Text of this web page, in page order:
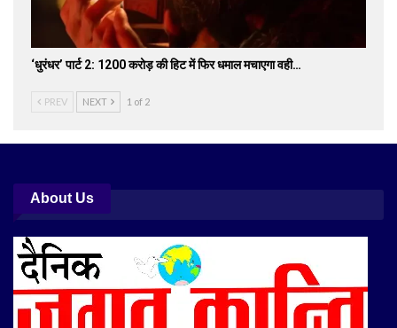
‘धुरंधर’ पार्ट 2: 1200 करोड़ की हिट में फिर धमाल मचाएगा वही…
PREV NEXT 1 of 2
About Us